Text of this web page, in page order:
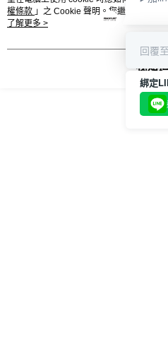
權條款 」之 Cookie 聲明。您繼續使用本
用條款之 Cookie 聲明使用 cookie。
了解更多 >
我知
回覆
綁定